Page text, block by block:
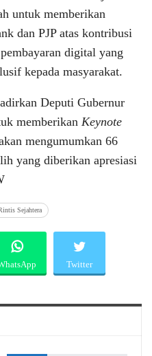
untuk memberikan
dan PJP atas kontribusi
digital yang
kepada masyarakat.
Deputi Gubernur
memberikan Keynote
mengumumkan 66
yang diberikan apresiasi
Sejahtera
Twitter